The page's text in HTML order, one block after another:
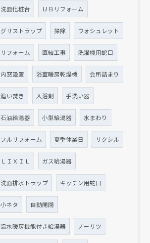
洗面化粧台 ＵＢリフォーム
グリストラップ 掃除 ウォシュレット
リフォーム 直結工事 洗濯機用蛇口
内窓設置 浴室暖房乾燥機 会所詰まり
追い焚き 入浴剤 手洗い器
石油給湯器 小型給湯器 水まわり
フルリフォーム 夏季休業日 リクシル
ＬＩＸＩＬ ガス給湯器
洗面排水トラップ キッチン用蛇口
小ネタ 自動開閉
温水暖房機能付き給湯器 ノーリツ